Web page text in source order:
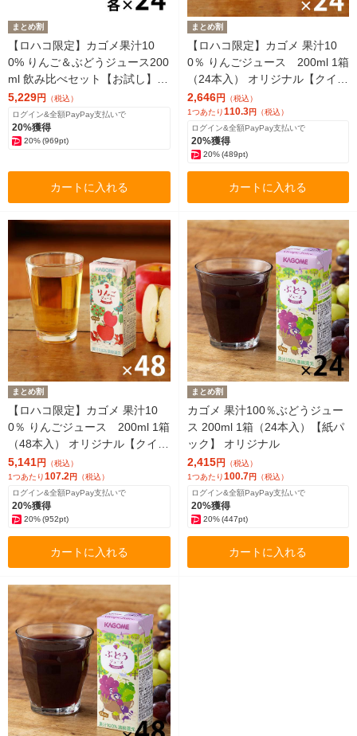
まとめ割
【ロハコ限定】カゴメ果汁10
0% りんご＆ぶどうジュース200
ml 飲み比べセット【お試し】
オリジナル
5,229円 （税込）
ログイン&全額PayPay支払いで
20%獲得
20%(969pt)
カートに入れる
まとめ割
【ロハコ限定】カゴメ 果汁10
0％ りんごジュース 200ml 1箱
（24本入） オリジナル【クイズ
付き】【紙パック】 オリジナル
2,646円 （税込）
1つあたり110.3円 （税込）
ログイン&全額PayPay支払いで
20%獲得
20% (489pt)
カートに入れる
まとめ割
【ロハコ限定】カゴメ 果汁10
0％ りんごジュース 200ml 1箱
（48本入） オリジナル【クイズ
付き】【紙パック】 オリジナル
5,141円
（税込）
1つあたり107.2円 （税込）
ログイン&全額PayPay支払いで
20%獲得
20%(952pt)
カートに入れる
まとめ割
カゴメ 果汁100％ぶどうジュー
ス 200ml 1箱（24本入）【紙パ
ック】 オリジナル
2,415円
（税込）
1つあたり100.7 円 （税込）
ログイン&全額PayPay支払いで
20%獲得
20% (447pt)
カートに入れる